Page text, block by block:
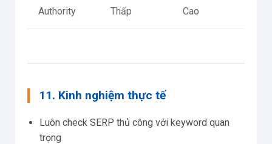
Authority Thấp Cao
11. Kinh nghiệm thực tế
Luôn check SERP thủ công với keyword quan
trọng